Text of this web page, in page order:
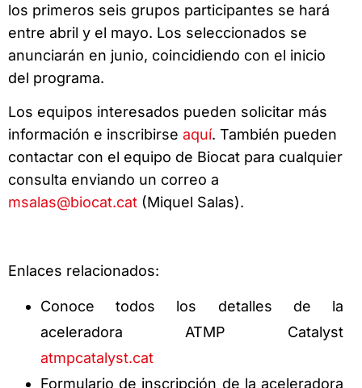
los primeros seis grupos participantes se hará
entre abril y el mayo. Los seleccionados se
anunciarán en junio, coincidiendo con el inicio
del programa.
Los equipos interesados pueden solicitar más
información e inscribirse aquí. También pueden
contactar con el equipo de Biocat para cualquier
consulta enviando un correo a
msalas@biocat.cat (Miquel Salas).
Enlaces relacionados:
Conoce todos los detalles de la
aceleradora ATMP Catalyst
atmpcatalyst.cat
Formulario de inscripción de la aceleradora